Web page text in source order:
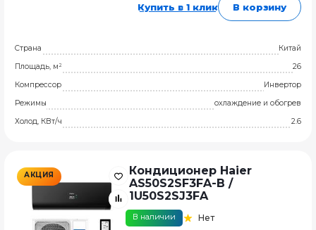
Купить в 1 клик В корзину
Страна
Китай
Площадь, м²
26
Компрессор
Инвертор
Режимы
охлаждение и обогрев
Холод, КВт/ч
2.6
АКЦИЯ
Кондиционер Haier
AS50S2SF3FA-B /
1U50S2SJ3FA
В наличии Нет